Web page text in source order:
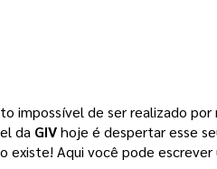
impossível de ser realizado
da GIVhoje é despertar esse
existe! Aqui você pode